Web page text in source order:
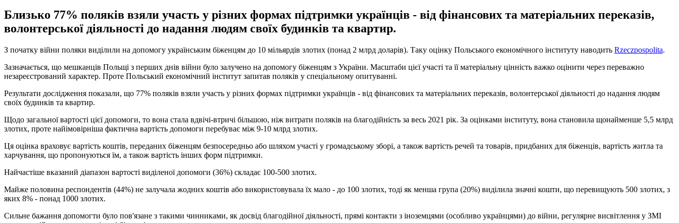
Близько 77% поляків взяли участь у різних формах підтримки українців - від фінансових та матеріальних переказів,
волонтерської діяльності до надання людям своїх будинків та квартир.
З початку війни поляки виділили на допомогу українським біженцям до 10 мільярдів злотих (понад 2 млрд доларів). Таку оцінку Польського економічного інституту наводить Rzeczpospolita.
Зазначається, що мешканців Польщі з перших днів війни було залучено на допомогу біженцям з України. Масштаби цієї участі та її матеріальну цінність важко оцінити через переважно
незареєстрований характер. Проте Польський економічний інститут запитав поляків у спеціальному опитуванні.
Результати дослідження показали, що 77% поляків взяли участь у різних формах підтримки українців - від фінансових та матеріальних переказів, волонтерської діяльності до надання людям
своїх будинків та квартир.
Щодо загальної вартості цієї допомоги, то вона стала вдвічі-втричі більшою, ніж витрати поляків на благодійність за весь 2021 рік. За оцінками інституту, вона становила щонайменше 5,5 млрд
злотих, проте найімовірніша фактична вартість допомоги перебуває між 9-10 млрд злотих.
Ця оцінка враховує вартість коштів, переданих біженцям безпосередньо або шляхом участі у громадському зборі, а також вартість речей та товарів, придбаних для біженців, вартість житла та
харчування, що пропонуються їм, а також вартість інших форм підтримки.
Найчастіше вказаний діапазон вартості виділеної допомоги (36%) складає 100-500 злотих.
Майже половина респондентів (44%) не залучала жодних коштів або використовувала їх мало - до 100 злотих, тоді як менша група (20%) виділила значні кошти, що перевищують 500 злотих, з
яких 8% - понад 1000 злотих.
Сильне бажання допомогти було пов'язане з такими чинниками, як досвід благодійної діяльності, прямі контакти з іноземцями (особливо українцями) до війни, регулярне висвітлення у ЗМІ